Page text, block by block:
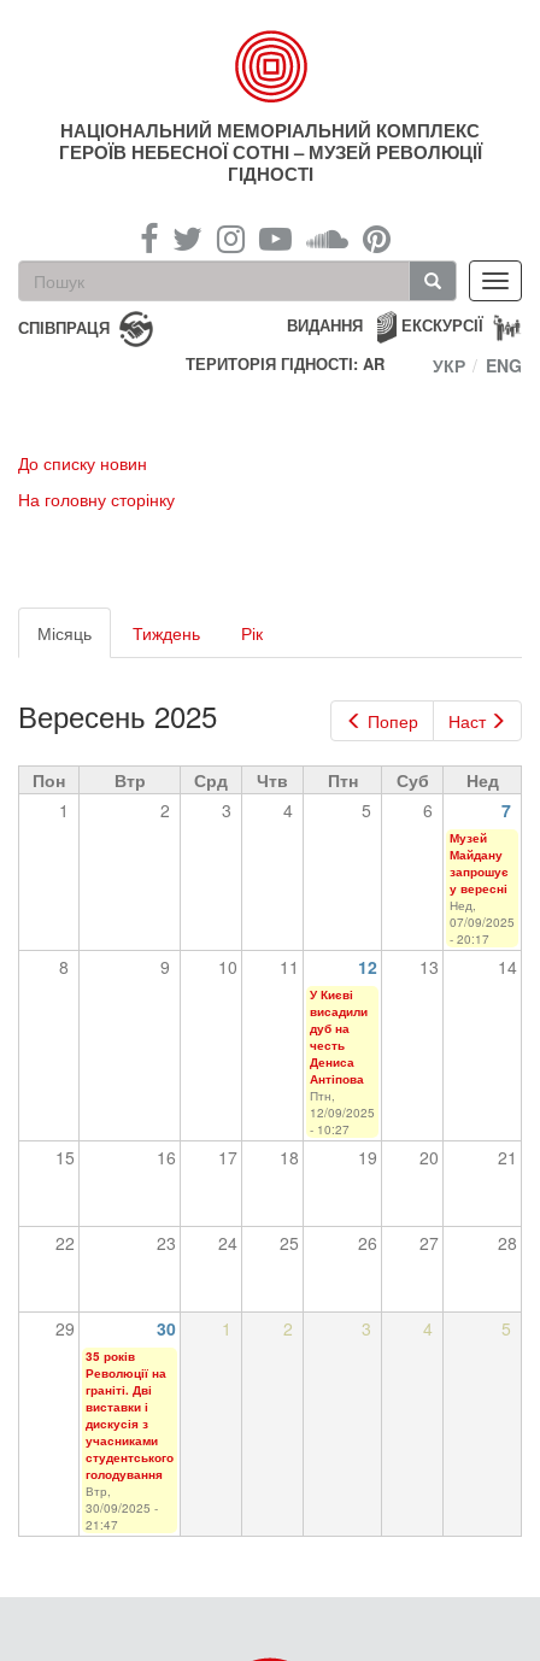
НАЦІОНАЛЬНИЙ МЕМОРІАЛЬНИЙ КОМПЛЕКС
ГЕРОЇВ НЕБЕСНОЇ СОТНІ – МУЗЕЙ РЕВОЛЮЦІЇ
ГІДНОСТІ
Пошукова
форма
Пошук
СПІВПРАЦЯ ЕКСКУРСІЇ
ВИДАННЯ
ТЕРИТОРІЯ ГІДНОСТІ: AR
УКР ENG
До списку новин
На головну сторінку
Первинні
вкладки
Місяць (активна
вкладка)
Тиждень Рік
Попер Наст
Вересень 2025
Пон Втр Срд Чтв Птн Суб
Нед
1
2 3 4 5 6 7
Музей
Майдану
запрошує
у вересні
Нед,
07/09/2025
- 20:17
8 9 10 11 12 13 14
У Києві
висадили
дуб на
честь
Дениса
Антіпова
Птн,
12/09/2025
- 10:27
15 16 17 18 19 20 21
22 23 24 25 26 27 28
29 30 1 2 3 4 5
35 років
Революції на
граніті. Дві
виставки і
дискусія з
учасниками
студентського
голодування
Втр,
30/09/2025 -
21:47